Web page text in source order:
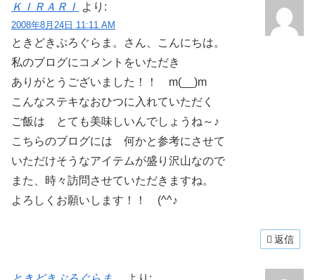
ＫＩＲＡＲＩ より:
2008年8月24日 11:11 AM
ときどきぷろぐらま。さん、こんにちは。
私のブログにコメントをいただき
ありがとうございました！！ m(__)m
こんなステキなおひつに入れていただく
ご飯は とても美味しいんでしょうね～♪
こちらのブログには 何かと参考にさせて
いただけそうなアイテムが盛り沢山なので
また、時々訪問させていただきますね。
よろしくお願いします！！ (^^♪
返信